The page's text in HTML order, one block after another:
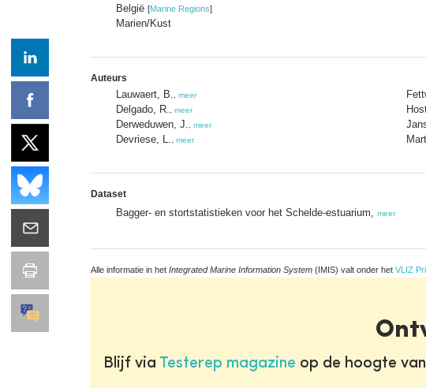
België [Marine Regions]
Marien/Kust
Auteurs
Lauwaert, B. meer
Delgado, R. meer
Derweduwen, J. meer
Devriese, L. meer
Dataset
Bagger- en stortstatistieken voor het Schelde-estuarium, meer
Alle informatie in het Integrated Marine Information System (IMIS) valt onder het VLIZ
Blijf via Testerep magazine op de hoogte